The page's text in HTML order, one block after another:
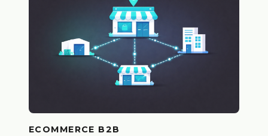
ECOMMERCE B2B